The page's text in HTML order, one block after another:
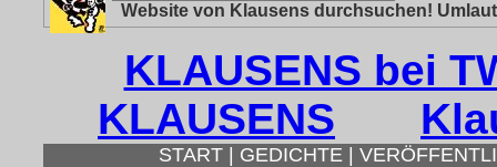
Website von Klausens durchsuchen!
KLAUSENS bei
KLAUSENS
START GEDICHTE